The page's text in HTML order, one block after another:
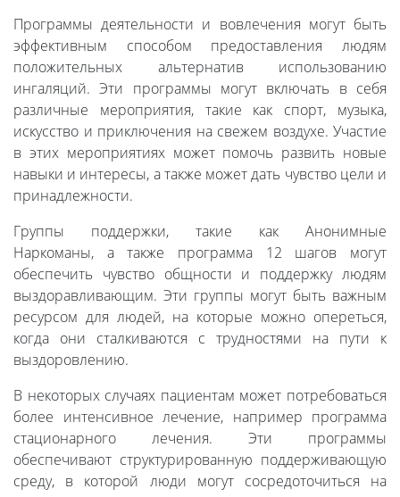
Программы деятельности и вовлечения могут быть
эффективным способом предоставления людям
положительных альтернатив использованию
ингаляций. Эти программы могут включать в себя
различные мероприятия, такие как спорт, музыка,
искусство и приключения на свежем воздухе. Участие
в этих мероприятиях может помочь развить новые
навыки и интересы, а также может дать чувство цели и
принадлежности.
Группы поддержки, такие как Анонимные
Наркоманы, а также программа 12 шагов могут
обеспечить чувство общности и поддержку людям
выздоравливающим. Эти группы могут быть важным
ресурсом для людей, на которые можно опереться,
когда они сталкиваются с трудностями на пути к
выздоровлению.
В некоторых случаях пациентам может потребоваться
более интенсивное лечение, например программа
стационарного лечения. Эти программы
обеспечивают структурированную поддерживающую
среду, в которой люди могут сосредоточиться на